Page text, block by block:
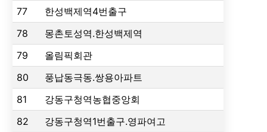
77
한성백제역4번출구
78
몽촌토성역.한성백제역
79
올림픽회관
80
풍납동극동.쌍용아파트
81
강동구청역농협중앙회
82
강동구청역1번출구.영파여고